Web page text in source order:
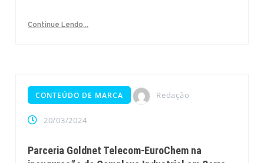
Continue Lendo...
CONTEÚDO DE MARCA Redação
20/03/2024
Parceria Goldnet Telecom-EuroChem na